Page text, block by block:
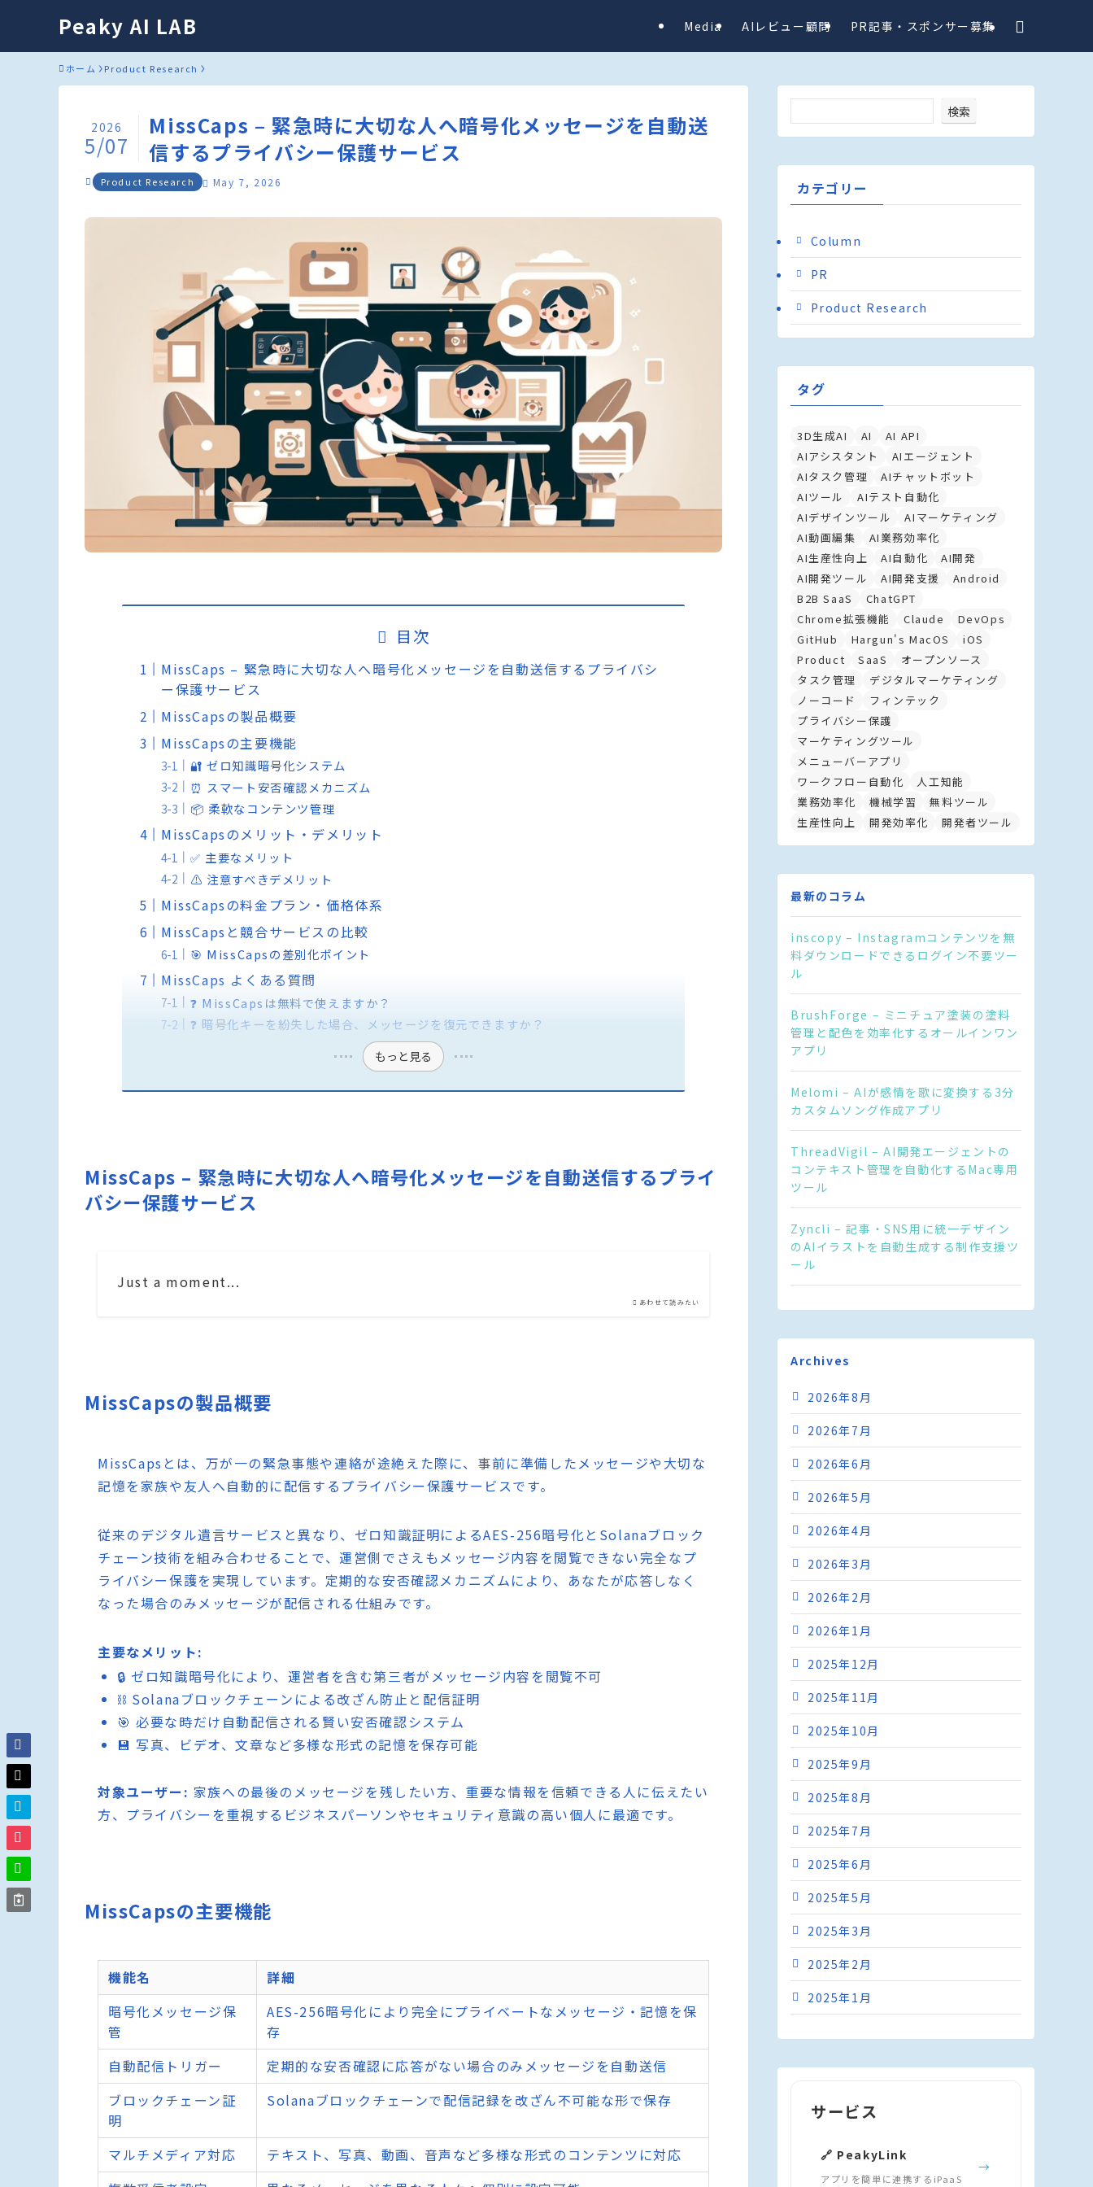
Peaky AI LAB Media AIレビュー顧問 PR記事・スポンサー募集
ホーム Product Research
MissCaps – 緊急時に大切な人へ暗号化メッセージを自動送
信するプライバシー保護サービス
2026
5/07
Product Research May 7, 2026
目次
MissCaps – 緊急時に大切な人へ暗号化メッセージを自動送信するプライバシ
ー保護サービス
MissCapsの製品概要
MissCapsの主要機能
🔐 ゼロ知識暗号化システム
⏰ スマート安否確認メカニズム
📦 柔軟なコンテンツ管理
MissCapsのメリット・デメリット
✅ 主要なメリット
⚠️ 注意すべきデメリット
MissCapsの料金プラン・価格体系
MissCapsと競合サービスの比較
🎯 MissCapsの差別化ポイント
MissCaps よくある質問
❓ MissCapsは無料で使えますか？
❓ 暗号化キーを紛失した場合、メッセージを復元できますか？
もっと見る
MissCaps – 緊急時に大切な人へ暗号化メッセージを自動送信するプライ
バシー保護サービス
あわせて読みたい
Just a moment...
MissCapsの製品概要
MissCapsとは、万が一の緊急事態や連絡が途絶えた際に、事前に準備したメッセージや大切な
記憶を家族や友人へ自動的に配信するプライバシー保護サービスです。
従来のデジタル遺言サービスと異なり、ゼロ知識証明によるAES-256暗号化とSolanaブロック
チェーン技術を組み合わせることで、運営側でさえもメッセージ内容を閲覧できない完全なプ
ライバシー保護を実現しています。定期的な安否確認メカニズムにより、あなたが応答しなく
なった場合のみメッセージが配信される仕組みです。
主要なメリット:
🔒 ゼロ知識暗号化により、運営者を含む第三者がメッセージ内容を閲覧不可
⛓️ Solanaブロックチェーンによる改ざん防止と配信証明
🎯 必要な時だけ自動配信される賢い安否確認システム
💾 写真、ビデオ、文章など多様な形式の記憶を保存可能
対象ユーザー: 家族への最後のメッセージを残したい方、重要な情報を信頼できる人に伝えたい
方、プライバシーを重視するビジネスパーソンやセキュリティ意識の高い個人に最適です。
MissCapsの主要機能
機能名
詳細
暗号化メッセージ保
管
AES-256暗号化により完全にプライベートなメッセージ・記憶を保
存
自動配信トリガー
定期的な安否確認に応答がない場合のみメッセージを自動送信
ブロックチェーン証
明
Solanaブロックチェーンで配信記録を改ざん不可能な形で保存
マルチメディア対応
テキスト、写真、動画、音声など多様な形式のコンテンツに対応
検索
カテゴリー
Column
PR
Product Research
タグ
3D生成AI AI
AI API
AIアシスタント
AIエージェント
AIタスク管理
AIチャットボット
AIツール
AIテスト自動化
AIデザインツール
AIマーケティング
AI動画編集
AI業務効率化
AI生産性向上
AI自動化
AI開発
AI開発ツール
AI開発支援
Android
B2B SaaS
ChatGPT
Chrome拡張機能
Claude
DevOps
GitHub
Hargun's MacOS
iOS
Product
SaaS
オープンソース
タスク管理
デジタルマーケティング
ノーコード
フィンテック
プライバシー保護
マーケティングツール
メニューバーアプリ
ワークフロー自動化
人工知能
業務効率化
機械学習
無料ツール
生産性向上
開発効率化 開発者ツール
最新のコラム
inscopy – Instagramコンテンツを無
料ダウンロードできるログイン不要ツー
ル
BrushForge – ミニチュア塗装の塗料
管理と配色を効率化するオールインワン
アプリ
Melomi – AIが感情を歌に変換する3分
カスタムソング作成アプリ
ThreadVigil – AI開発エージェントの
コンテキスト管理を自動化するMac専用
ツール
Zyncli – 記事・SNS用に統一デザイン
のAIイラストを自動生成する制作支援ツ
ール
Archives
2026年8月
2026年7月
2026年6月
2026年5月
2026年4月
2026年3月
2026年2月
2026年1月
2025年12月
2025年11月
2025年10月
2025年9月
2025年8月
2025年7月
2025年6月
2025年5月
2025年3月
2025年2月
2025年1月
サービス
🔗 PeakyLink
アプリを簡単に連携するiPaaS
→